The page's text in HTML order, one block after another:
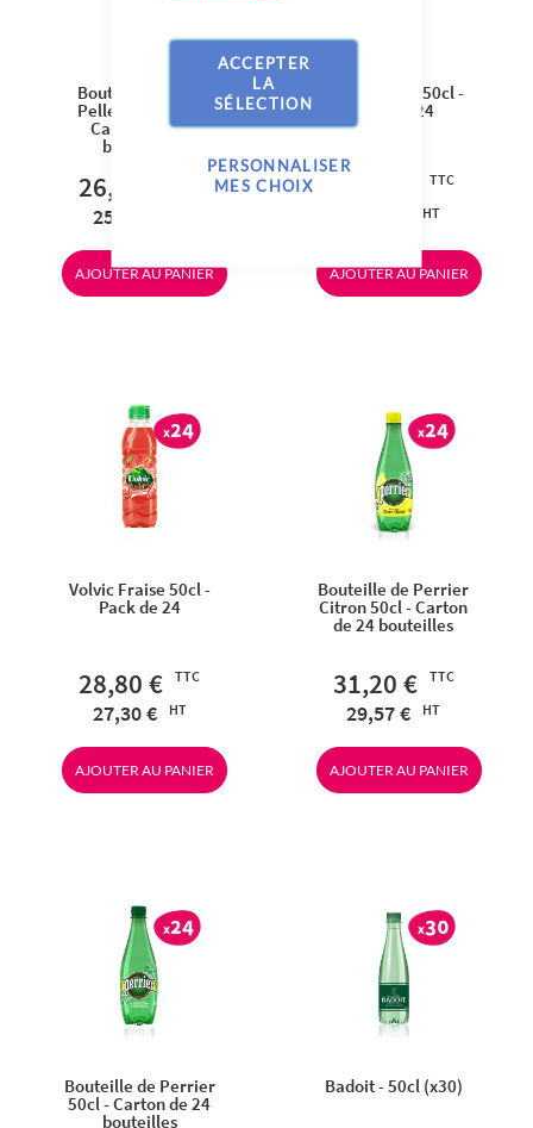
ACCEPTER
LA
SÉLECTION
PERSONNALISER
MES CHOIX
Bouteille de San
Pellegrino 50cl -
Carton de 24
bouteilles
26,40 €
25,02 €
AJOUTER AU PANIER
Volvic Citron 50cl -
Pack de 24
AJOUTER AU PANIER
Volvic Fraise 50cl -
Pack de 24
28,80 €
27,30 €
AJOUTER AU PANIER
Bouteille de Perrier
Citron 50cl - Carton
de 24 bouteilles
31,20 €
29,57 €
AJOUTER AU PANIER
Bouteille de Perrier
50cl - Carton de 24
bouteilles
Badoit - 50cl (x30)